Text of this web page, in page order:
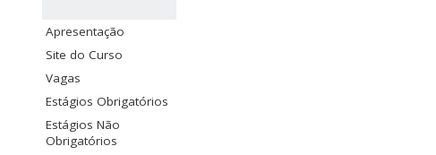
Apresentação
Site do Curso
Vagas
Estágios Obrigatórios
Estágios Não
Obrigatórios